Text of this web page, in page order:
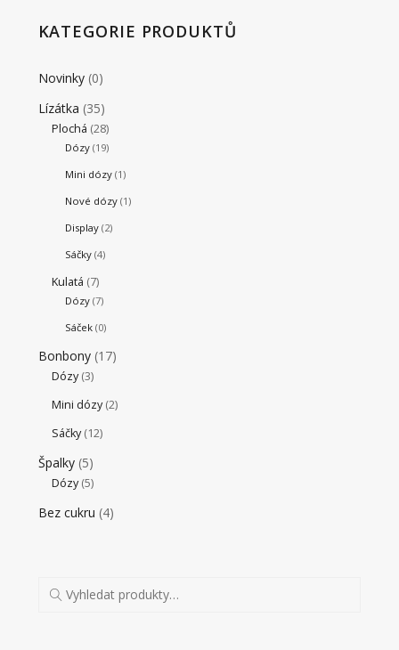
KATEGORIE PRODUKTŮ
Novinky (0)
Lízátka (35)
Plochá (28)
Dózy (19)
Mini dózy (1)
Nové dózy (1)
Display (2)
Sáčky (4)
Kulatá (7)
Dózy (7)
Sáček (0)
Bonbony (17)
Dózy (3)
Mini dózy (2)
Sáčky (12)
Špalky (5)
Dózy (5)
Bez cukru (4)